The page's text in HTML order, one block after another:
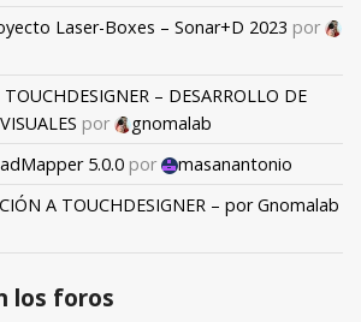
Laser-Boxes – Sonar+D 2023 por
– DESARROLLO DE
por
gnomalab
5.0.0 por
masanantonio
A TOUCHDESIGNER – por Gnomalab
los foros